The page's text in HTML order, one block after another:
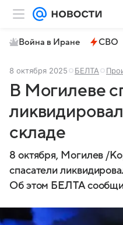
Война в Иране СВО
8 октября 2025 БЕЛТА
В Могилеве
складе
8 октября, Могилев /
спасатели
Об этом БЕЛТА